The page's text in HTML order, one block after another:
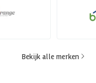
Bekijk alle merken